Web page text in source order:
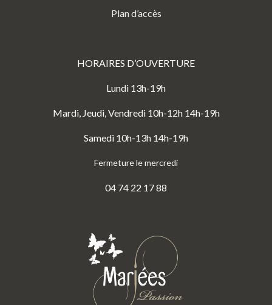
Plan d’accès
HORAIRES D’OUVERTURE
Lundi 13h-19h
Mardi, Jeudi, Vendredi 10h-12h 14h-19h
Samedi 10h-13h 14h-19h
Fermeture le mercredi
04 74 22 17 88